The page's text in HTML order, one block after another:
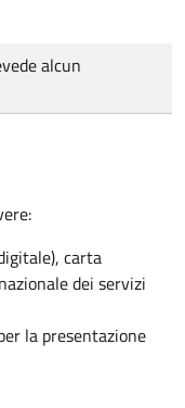
alcun
carta
dei servizi
la presentazione